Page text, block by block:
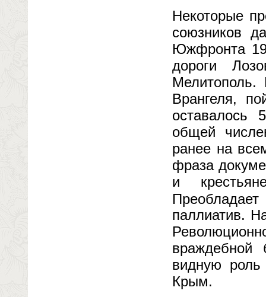
Некоторые
союзников
Южфронта 19
дороги
Мелитополь.
Врангеля,
оставалось
общей
ранее на
фраза
и
паллиатив.
враждебной
видную роль
Крым.